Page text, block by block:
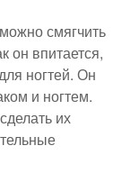
смягчить
он впитается,
ногтей. Он
и ногтем.
их